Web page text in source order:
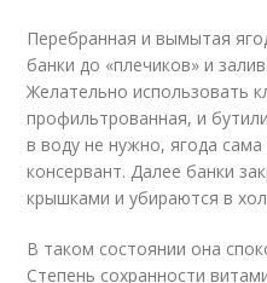
Перебранная и вымытая
банки до «плечиков» и
Желательно использовать
профильтрованная, и
в воду не нужно, ягода
консервант. Далее банки
крышками и убираются в
В таком состоянии она
Степень сохранности